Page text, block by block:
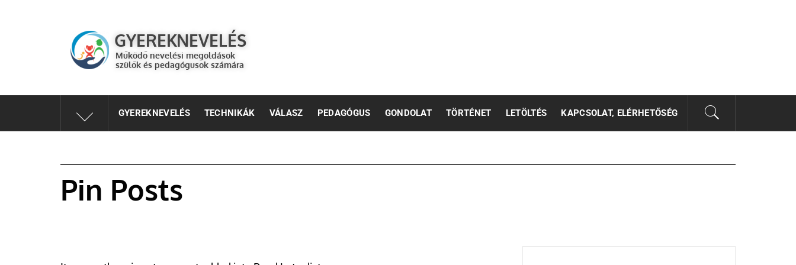
GYEREKNEVELÉS
GYEREKNEVELÉS
Működő nevelési megoldások
szülők és pedagógusok számára
GYEREKNEVELÉS TECHNIKÁK VÁLASZ PEDAGÓGUS GONDOLAT TÖRTÉNET LETÖLTÉS KAPCSOLAT, ELÉRHETŐSÉG
Pin Posts